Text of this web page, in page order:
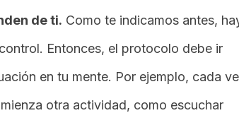
de ti. Como te indicamos antes,
Entonces, el protocolo debe ir
en tu mente. Por ejemplo, cada
otra actividad, como escuchar